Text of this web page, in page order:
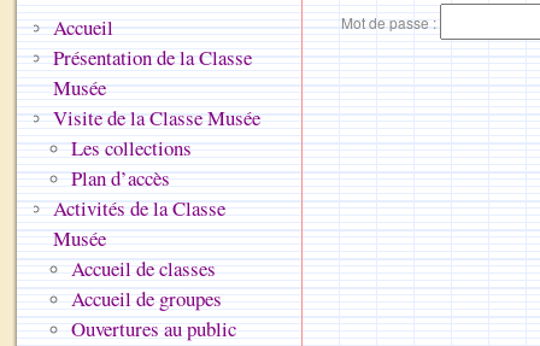
Mot de passe :
Accueil
Présentation de la Classe
Musée
Visite de la Classe Musée
Les collections
Plan d’accès
Activités de la Classe
Musée
Accueil de classes
Accueil de groupes
Ouvertures au public